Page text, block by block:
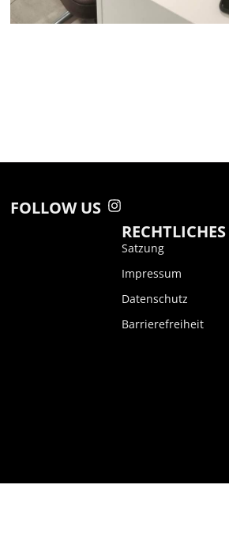
FOLLOW US
RECHTLICHES
Satzung
Impressum
Datenschutz
Barrierefreiheit